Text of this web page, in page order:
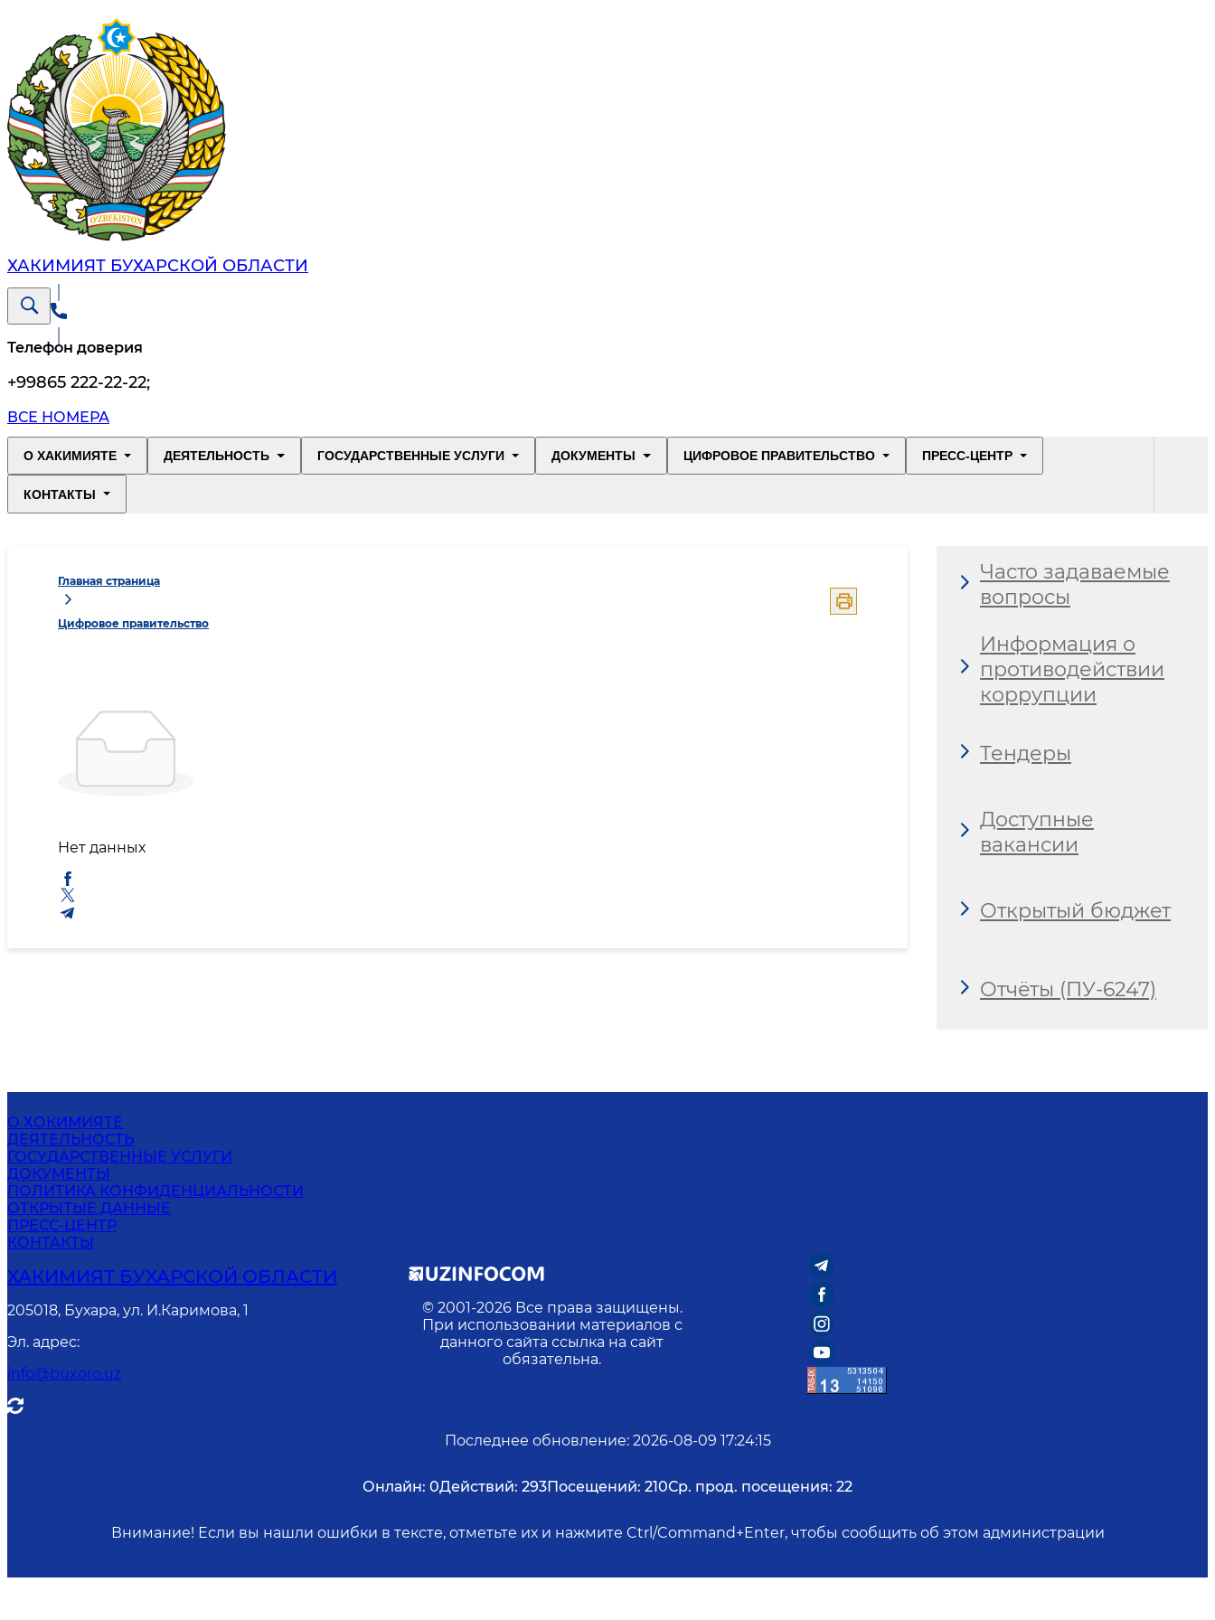
ХАКИМИЯТ БУХАРСКОЙ ОБЛАСТИ
Телефон доверия
+99865 222-22-22;
ВСЕ НОМЕРА
О ХАКИМИЯТЕ ДЕЯТЕЛЬНОСТЬ ГОСУДАРСТВЕННЫЕ УСЛУГИ ДОКУМЕНТЫ ЦИФРОВОЕ ПРАВИТЕЛЬСТВО ПРЕСС-ЦЕНТР
КОНТАКТЫ
Главная страница
Цифровое правительство
Нет данных
Часто задаваемые
вопросы
Информация о
противодействии
коррупции
Тендеры
Доступные
вакансии
Открытый бюджет
Отчёты (ПУ-6247)
О ХОКИМИЯТЕ
ДЕЯТЕЛЬНОСТЬ
ГОСУДАРСТВЕННЫЕ УСЛУГИ
ДОКУМЕНТЫ
ПОЛИТИКА КОНФИДЕНЦИАЛЬНОСТИ
ОТКРЫТЫЕ ДАННЫЕ
ПРЕСС-ЦЕНТР
КОНТАКТЫ
ХАКИМИЯТ БУХАРСКОЙ ОБЛАСТИ
205018, Бухара, ул. И.Каримова, 1
Эл. адрес:
info@buxoro.uz
© 2001-2026 Все права защищены.
При использовании материалов с
данного сайта ссылка на сайт
обязательна.
Последнее обновление: 2026-08-09 17:24:15
Онлайн: 0Действий: 293Посещений: 210Ср. прод. посещения: 22
Внимание! Если вы нашли ошибки в тексте, отметьте их и нажмите Ctrl/Command+Enter, чтобы сообщить об этом администрации